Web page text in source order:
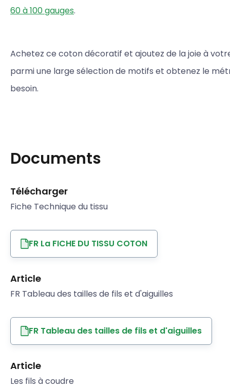
60 à 100 gauges.
Achetez ce coton décoratif et ajoutez de la joie à
parmi une large sélection de motifs et obtenez le
besoin.
Documents
Télécharger
Fiche Technique du tissu
FR La FICHE DU TISSU COTON
Article
FR Tableau des tailles de fils et d'aiguilles
FR Tableau des tailles de fils et d'aiguilles
Article
Les fils à coudre